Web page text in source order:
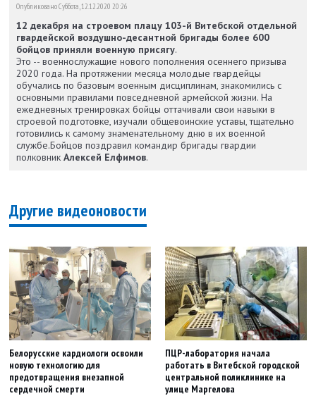
Опубликовано Суббота, 12.12.2020 20:26
12 декабря на строевом плацу 103-й Витебской отдельной
гвардейской воздушно-десантной бригады более 600
бойцов приняли военную присягу.
Это -- военнослужащие нового пополнения осеннего призыва
2020 года. На протяжении месяца молодые гвардейцы
обучались по базовым военным дисциплинам, знакомились с
основными правилами повседневной армейской жизни. На
ежедневных тренировках бойцы оттачивали свои навыки в
строевой подготовке, изучали общевоинские уставы, тщательно
готовились к самому знаменательному дню в их военной
службе.Бойцов поздравил командир бригады гвардии
полковникАлексей Елфимов.
Другие видеоновости
Белорусские кардиологи освоили
новую технологию для
предотвращения внезапной
сердечной смерти
ПЦР-лаборатория начала
работать в Витебской городской
центральной поликлинике на
улице Маргелова